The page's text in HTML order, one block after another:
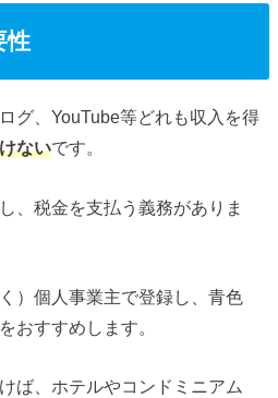
性
グ、YouTube等どれも収入を得
ないです。
、税金を支払う義務がありま
）個人事業主で登録し、青色
おすすめします。
ば、ホテルやコンドミニアム